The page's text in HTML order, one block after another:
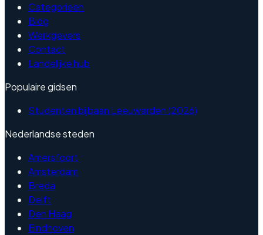
Categorieen
Blog
Werkgevers
Contact
Landelijke hub
Populaire gidsen
Studenten bijbaan Leeuwarden (2026)
Nederlandse steden
Amersfoort
Amsterdam
Breda
Delft
Den Haag
Eindhoven